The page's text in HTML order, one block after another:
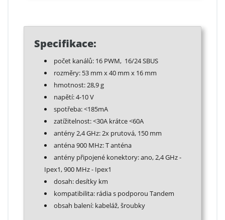
Specifikace:
počet kanálů: 16 PWM, 16/24 SBUS
rozměry: 53 mm x 40 mm x 16 mm
hmotnost: 28,9 g
napětí: 4-10 V
spotřeba: <185mA
zatížitelnost: <30A krátce <60A
antény 2,4 GHz: 2x prutová, 150 mm
anténa 900 MHz: T anténa
antény připojené konektory: ano, 2,4 GHz -
Ipex1, 900 MHz - Ipex1
dosah: desítky km
kompatibilita: rádia s podporou Tandem
obsah balení: kabeláž, šroubky